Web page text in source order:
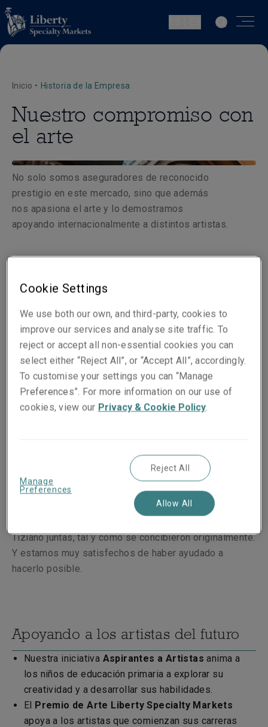
Inicio • Historia de la Empresa
Nuestro compromiso con
el arte
No solo somos aseguradores de reconocido
prestigio en este mercado, sino que además
nos apasiona el arte y lo demostramos
apoyando internacionalmente a distintos artistas.
de arte. Apostamos por un futuro brillante y sostenible
del sector artístico. Nuestros programas apoyan a
artistas en todas las etapas de sus carreras, desde el
fomento de la creatividad en los escolares hasta la
asistencia a artistas profesionales. También apoyamos
las iniciativas de la comunidad local, porque
reconocemos la importancia del arte para el bienestar
Queremos promover que el público general pueda
disfrutar del arte. Nuestra colaboración en la
exposiciónTiziano: Amor, Deseo, Muerteen la Galería
Nacional de Londres ofreció una oportunidad “única en
Tiziano juntas, tal y como se concibieron originalmente.
Y estamos muy satisfechos de haber ayudado a
hacerlo posible.
Apoyando a los artistas del futuro
Nuestra iniciativa Aspirantes a Artistas anima a
los niños de educación primaria a explorar su
creatividad y a desarrollar sus habilidades.
El Premio de Arte Liberty Specialty Markets
apoya a los artistas que comienzan sus carreras
Cookie Settings
We use both our own, and third-party, cookies to
improve our services and analyse site traffic. To
reject or accept all non-essential cookies you can
select either “Reject All”, or “Accept All”, accordingly.
To customise your settings you can “Manage
Preferences”. For more information on our use of
cookies, view our Privacy & Cookie Policy.
Manage
Preferences
Reject All
Allow All